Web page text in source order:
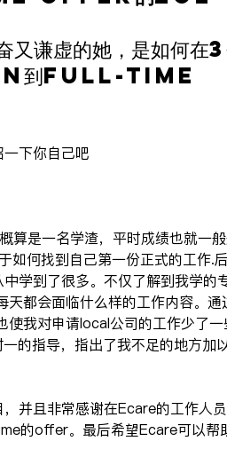
谦虚的她，是如何在3
到full-time
下你自己吧
是一名学渣，平时成绩也就一
如何找到自己第一份正式的工作.
学到了很多。不仅了解到我学的
都会面临什么样的工作内容。通
我对申请local公司的工作少了
的指导，指出了我不足的地方加
并且非常感谢在Ecare的工作人员
的offer。最后希望Ecare可以帮